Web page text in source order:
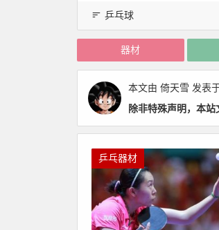
乒乓球
器材
本文由 倚天雪 发表
除非特殊声明，本
乒乓器材